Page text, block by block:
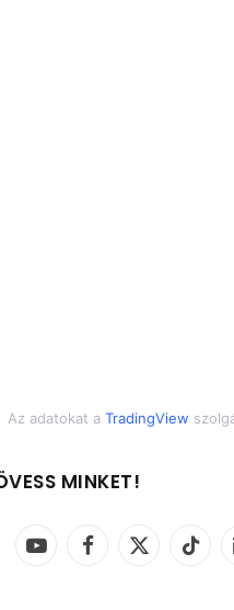
Az adatokat a TradingView
MINKET!
YouTubeFacebook
X
TikTok